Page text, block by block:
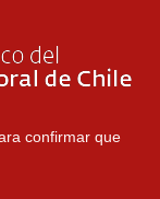
confirmar que